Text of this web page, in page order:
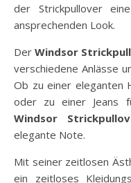
der Strickpullover
ansprechenden Look.
Der Windsor
verschiedene Anlässe
Ob zu einer eleganten
oder zu einer Jeans
Windsor
elegante Note.
Mit seiner zeitlosen
ein zeitloses